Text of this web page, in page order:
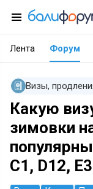
Лента Форум
Визы,
Какую
зимовки
С1, D12,